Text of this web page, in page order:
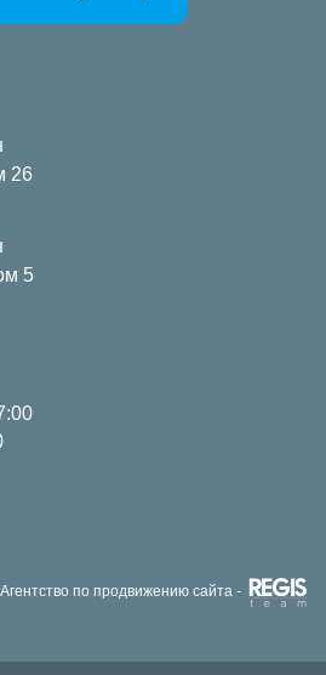
26
5
Агентство по продвижению сайта -